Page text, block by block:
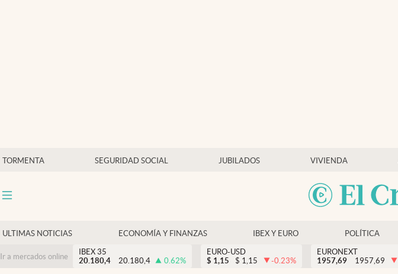
TORMENTA SEGURIDAD SOCIAL JUBILADOS VIVIENDA
ULTIMAS NOTICIAS ECONOMÍA Y FINANZAS IBEX Y EURO POLÍTICA
Ir a mercados online
IBEX 35
20.180,4
20.180,4 0.62%
EURO-USD
$ 1,15 $ 1,15 -0.23%
EURONEXT
1957,69
1957,69